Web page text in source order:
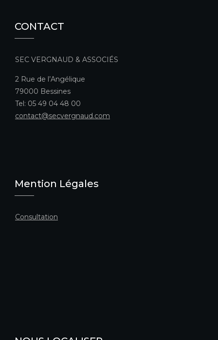
CONTACT
SEC VERGNAUD & ASSOCIÉS
2 Rue de l’Angélique
79000 Bessines
Tel: 05 49 04 48 00
contact@secvergnaud.com
Mention Légales
Consultation